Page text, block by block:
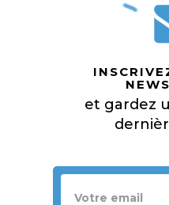
et gardez